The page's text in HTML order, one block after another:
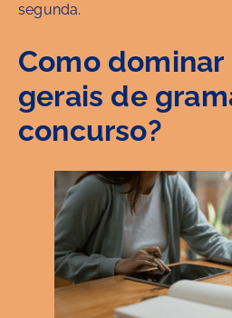
segunda.
Como dominar
gerais de
concurso?